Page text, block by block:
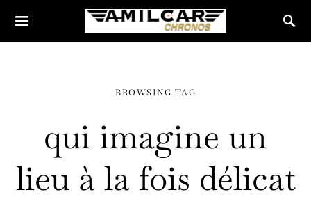
BROWSING TAG
qui imagine un
lieu à la fois délicat